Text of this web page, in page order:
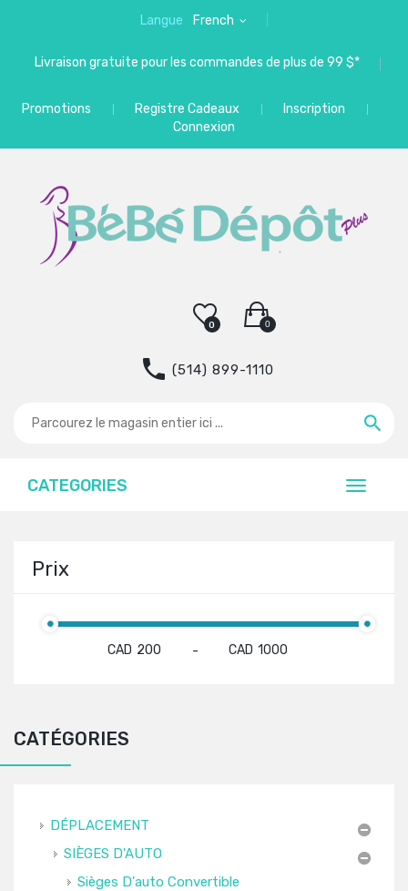
Langue French
Livraison gratuite pour les commandes de plus de 99 $*
Promotions Registre Cadeaux
Inscription
Connexion
0
0
(514) 899-1110
CATEGORIES
Prix
CAD - CAD
CATÉGORIES
DÉPLACEMENT
SIÈGES D'AUTO
Sièges D'auto Convertible